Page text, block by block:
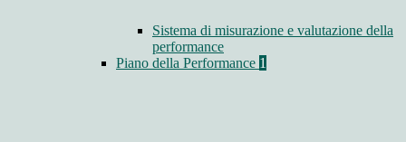
Sistema di misurazione e valutazione della
performance
Piano della Performance 1